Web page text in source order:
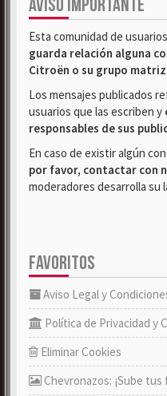
AVISO IMPORTANTE
Esta comunidad de usuarios
guarda relación alguna
Citroën o su grupo
Los mensajes publicados
usuarios que las escriben y
responsables de sus
En caso de existir algún
por favor, contactar con
moderadores desarrolla su
FAVORITOS
Aviso Legal y
Política de Privacidad y
Eliminar Cookies
Chevronazos: ¡Sube